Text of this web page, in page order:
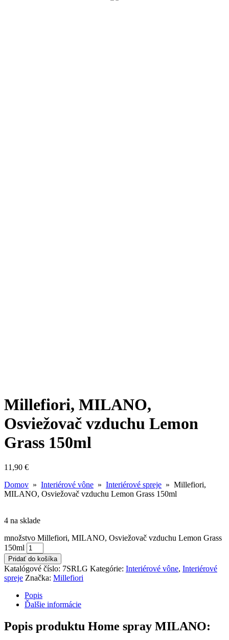
Millefiori, MILANO,
Osviežovač vzduchu Lemon
Grass 150ml
11,90 €
Domov » Interiérové vône » Interiérové spreje » Millefiori,
MILANO, Osviežovač vzduchu Lemon Grass 150ml
4 na sklade
množstvo Millefiori, MILANO, Osviežovač vzduchu Lemon Grass
150ml
Pridať do košíka
Katalógové číslo: 7SRLG Kategórie: Interiérové vône, Interiérové
spreje Značka: Millefiori
Popis
Ďalšie informácie
Popis produktu Home spray MILANO: